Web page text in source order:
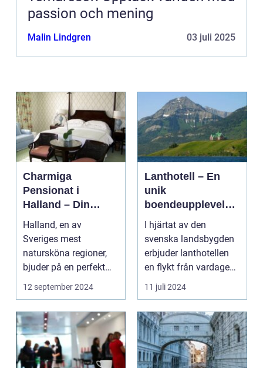
passion och mening
Malin Lindgren 03 juli 2025
Charmiga
Pensionat i
Halland – Din
Guide till Ett
Bekymmersfritt
Getaway
Halland, en av
Sveriges mest
natursköna regioner,
bjuder på en perfekt
kombination av idy...
12 september 2024
Lanthotell – En
unik
boendeupplevelse
i harmoni med
naturen
I hjärtat av den
svenska landsbygden
erbjuder lanthotellen
en flykt från vardagens
hektik...
11 juli 2024